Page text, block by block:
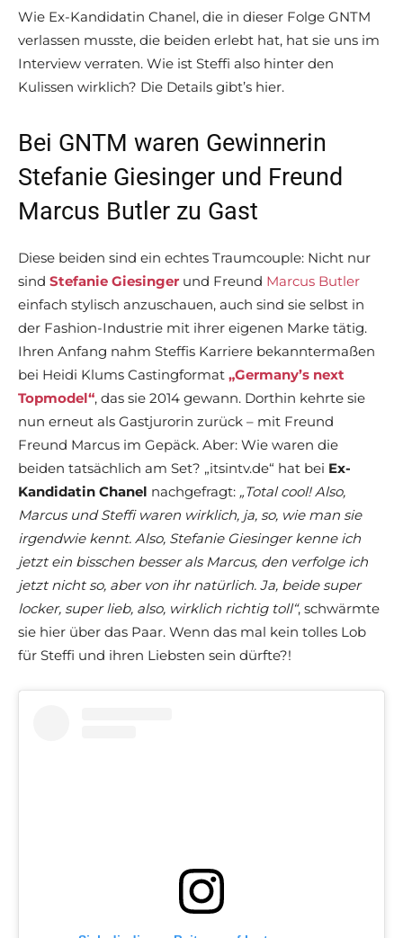
Wie Ex-Kandidatin Chanel, die in dieser Folge GNTM
verlassen musste, die beiden erlebt hat, hat sie uns im
Interview verraten. Wie ist Steffi also hinter den
Kulissen wirklich? Die Details gibt’s hier.
Bei GNTM waren Gewinnerin
Stefanie Giesinger und Freund
Marcus Butler zu Gast
Diese beiden sind ein echtes Traumcouple: Nicht nur
sind Stefanie Giesinger und Freund Marcus Butler
einfach stylisch anzuschauen, auch sind sie selbst in
der Fashion-Industrie mit ihrer eigenen Marke tätig.
Ihren Anfang nahm Steffis Karriere bekanntermaßen
bei Heidi Klums Castingformat „Germany’s next
Topmodel“, das sie 2014 gewann. Dorthin kehrte sie
nun erneut als Gastjurorin zurück – mit Freund
Freund Marcus im Gepäck. Aber: Wie waren die
beiden tatsächlich am Set? „itsintv.de“ hat bei Ex-
Kandidatin Chanel nachgefragt: „Total cool! Also,
Marcus und Steffi waren wirklich, ja, so, wie man sie
irgendwie kennt. Also, Stefanie Giesinger kenne ich
jetzt ein bisschen besser als Marcus, den verfolge ich
jetzt nicht so, aber von ihr natürlich. Ja, beide super
locker, super lieb, also, wirklich richtig toll“, schwärmte
sie hier über das Paar. Wenn das mal kein tolles Lob
für Steffi und ihren Liebsten sein dürfte?!